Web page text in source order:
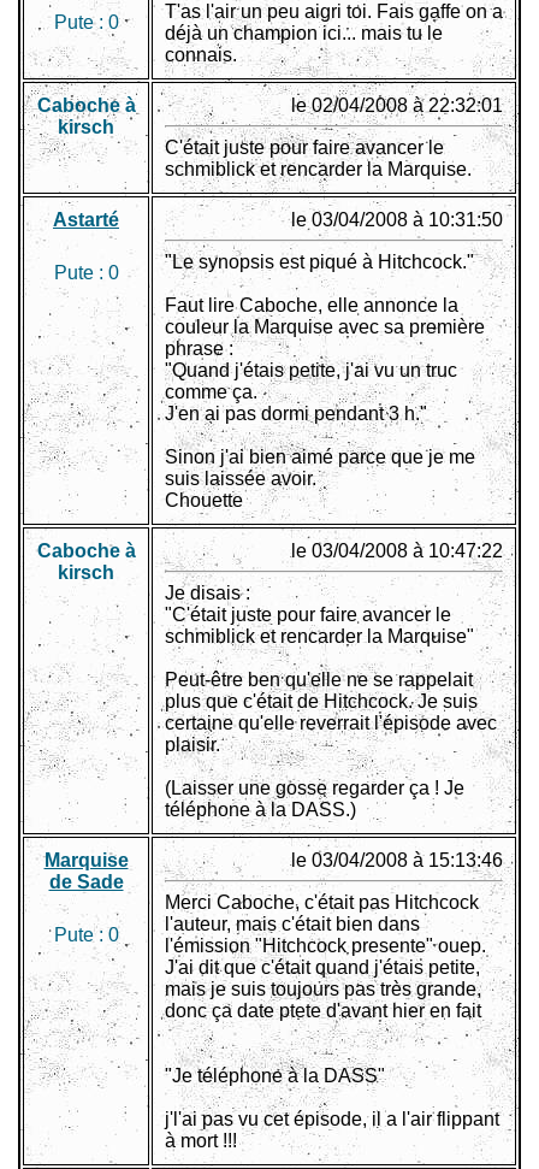
Pute : 0
T'as l'air un peu aigri toi. Fais gaffe on a
déjà un champion ici... mais tu le
connais.
Caboche à
kirsch
le 02/04/2008 à 22:32:01
C'était juste pour faire avancer le
schmiblick et rencarder la Marquise.
Astarté
Pute : 0
le 03/04/2008 à 10:31:50
"Le synopsis est piqué à Hitchcock."
Faut lire Caboche, elle annonce la
couleur la Marquise avec sa première
phrase :
"Quand j'étais petite, j'ai vu un truc
comme ça.
J'en ai pas dormi pendant 3 h."
Sinon j'ai bien aimé parce que je me
suis laissée avoir.
Chouette
Caboche à
kirsch
le 03/04/2008 à 10:47:22
Je disais :
"C'était juste pour faire avancer le
schmiblick et rencarder la Marquise"
Peut-être ben qu'elle ne se rappelait
plus que c'était de Hitchcock. Je suis
certaine qu'elle reverrait l'épisode avec
plaisir.
(Laisser une gosse regarder ça ! Je
téléphone à la DASS.)
Marquise
de Sade
Pute : 0
le 03/04/2008 à 15:13:46
Merci Caboche, c'était pas Hitchcock
l'auteur, mais c'était bien dans
l'émission "Hitchcock presente" ouep.
J'ai dit que c'était quand j'étais petite,
mais je suis toujours pas très grande,
donc ça date ptete d'avant hier en fait
"Je téléphone à la DASS"
j'l'ai pas vu cet épisode, il a l'air flippant
à mort !!!